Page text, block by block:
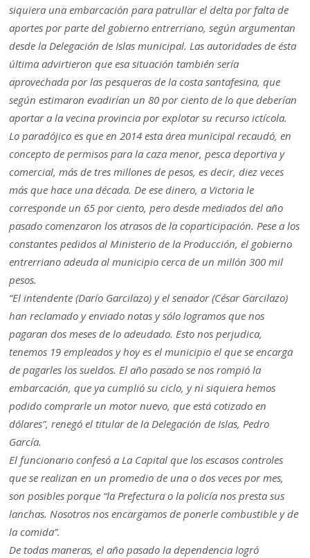
siquiera una embarcación para patrullar el delta por falta de
aportes por parte del gobierno entrerriano, según argumentan
desde la Delegación de Islas municipal. Las autoridades de ésta
última advirtieron que esa situación también sería
aprovechada por las pesqueras de la costa santafesina, que
según estimaron evadirían un 80 por ciento de lo que deberían
aportar a la vecina provincia por explotar su recurso ictícola.
Lo paradójico es que en 2014 esta área municipal recaudó, en
concepto de permisos para la caza menor, pesca deportiva y
comercial, más de tres millones de pesos, es decir, diez veces
más que hace una década. De ese dinero, a Victoria le
corresponde un 65 por ciento, pero desde mediados del año
pasado comenzaron los atrasos de la coparticipación. Pese a los
constantes pedidos al Ministerio de la Producción, el gobierno
entrerriano adeuda al municipio cerca de un millón 300 mil
pesos.
“El intendente (Darío Garcilazo) y el senador (César Garcilazo)
han reclamado y enviado notas y sólo logramos que nos
pagaran dos meses de lo adeudado. Esto nos perjudica,
tenemos 19 empleados y hoy es el municipio el que se encarga
de pagarles los sueldos. El año pasado se nos rompió la
embarcación, que ya cumplió su ciclo, y ni siquiera hemos
podido comprarle un motor nuevo, que está cotizado en
dólares”, renegó el titular de la Delegación de Islas, Pedro
García.
El funcionario confesó a La Capital que los escasos controles
que se realizan en un promedio de una o dos veces por mes,
son posibles porque “la Prefectura o la policía nos presta sus
lanchas. Nosotros nos encargamos de ponerle combustible y de
la comida”.
De todas maneras, el año pasado la dependencia logró